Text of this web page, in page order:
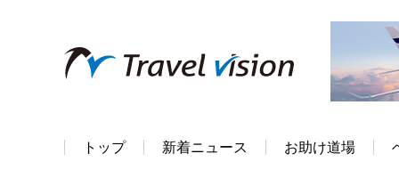
トップ 新着ニュース お助け道場